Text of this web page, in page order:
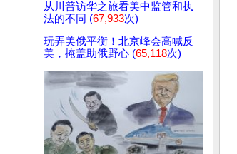
从川普访华之旅看美中监管和执
法的不同 (67,933次)
玩弄美俄平衡！北京峰会高喊反
美，掩盖助俄野心 (65,118次)